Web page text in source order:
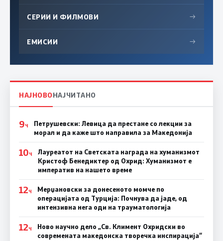
СЕРИИ И ФИЛМОВИ →
ЕМИСИИ →
НАЈНОВОНАЈЧИТАНО
9Ч
Петрушевски: Левица да престане со лекции за
морал и да каже што направила за Македонија
10Ч
Лауреатот на Светската награда на хуманизмот
Кристоф Бенедиктер од Охрид: Хуманизмот е
императив на нашето време
12Ч
Мерџановски за донесеното момче по
операцијата од Турција: Почнува да јаде, од
интензивна нега оди на трауматологија
12Ч
Ново научно дело „Св. Климент Охридски во
современата македонска творечка инспирација“